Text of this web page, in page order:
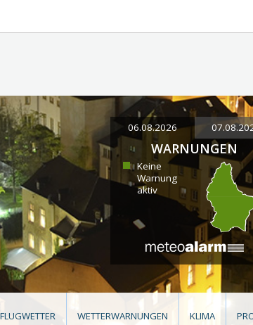
06.08.2026
WARNUNGEN
Keine
Warnung
aktiv
FLUGWETTER WETTERWARNUNGEN KLIMA